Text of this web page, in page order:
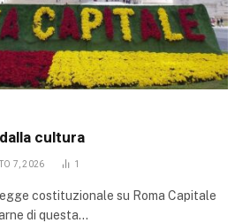
cultura
7, 2026 1
costituzionale su Roma Capitale
di questa…